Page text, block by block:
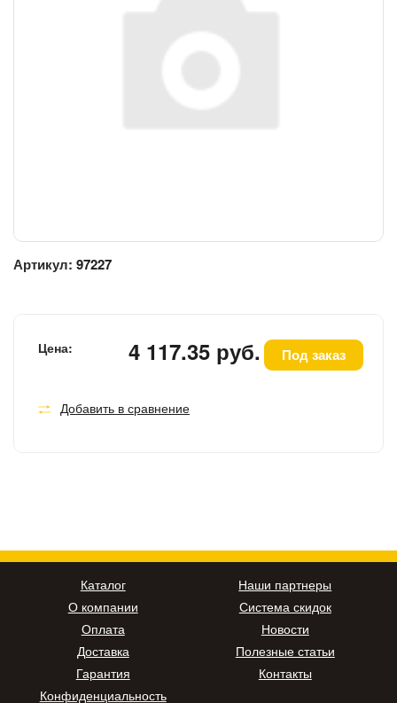
Артикул: 97227
Цена: 4 117.35 руб. Под заказ
Добавить в сравнение
Каталог
О компании
Оплата
Доставка
Гарантия
Конфиденциальность
Наши партнеры
Система скидок
Новости
Полезные статьи
Контакты